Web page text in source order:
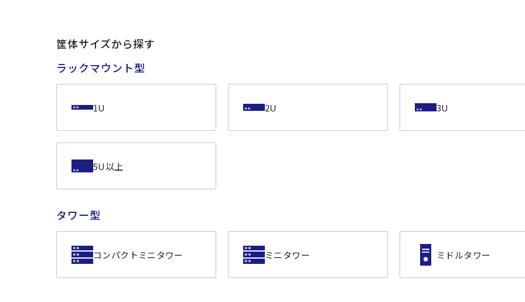
筐体サイズから探す
ラックマウント型
1U 2U 3U
5U以上
タワー型
コンパクトミニタワー ミニタワー ミドルタワー